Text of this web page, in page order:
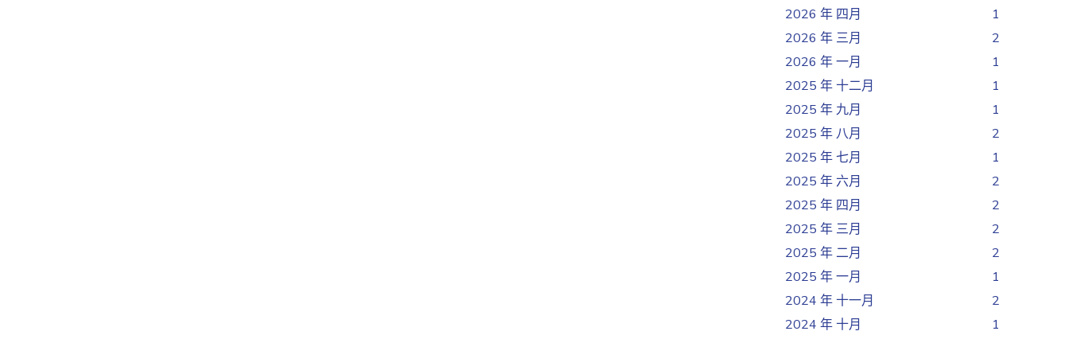
2026 年 四月
1
2026 年 三月
2
2026 年 一月
1
2025 年 十二月
1
2025 年 九月
1
2025 年 八月
2
2025 年 七月
1
2025 年 六月
2
2025 年 四月
2
2025 年 三月
2
2025 年 二月
2
2025 年 一月
1
2024 年 十一月
2
2024 年 十月
1